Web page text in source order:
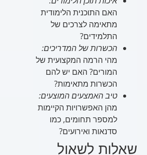
האם התוכנית הלימודית
מתאימה לצרכים של
התלמידים?
הכשרות של המדריכים:
מהי הרמה המקצועית של
המורים? האם יש להם
הכשרות מתאימות?
טיב האמצעים המוצעים:
מהן האפשרויות הקיימות
למספר תחומים, כמו
סדנאות ואירועים?
שאלות לשאול